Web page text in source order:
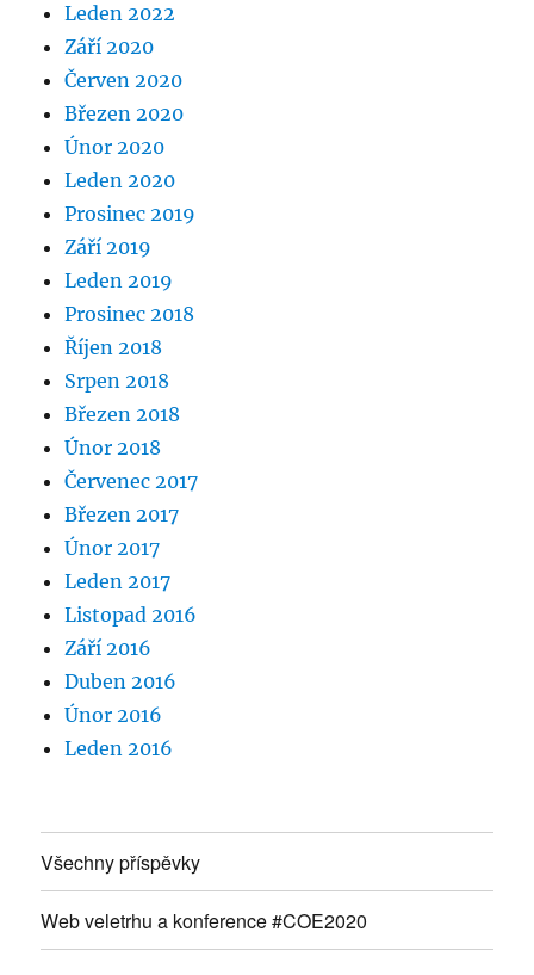
Leden 2022
Září 2020
Červen 2020
Březen 2020
Únor 2020
Leden 2020
Prosinec 2019
Září 2019
Leden 2019
Prosinec 2018
Říjen 2018
Srpen 2018
Březen 2018
Únor 2018
Červenec 2017
Březen 2017
Únor 2017
Leden 2017
Listopad 2016
Září 2016
Duben 2016
Únor 2016
Leden 2016
Všechny příspěvky
Web veletrhu a konference #COE2020